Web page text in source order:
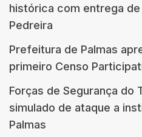
histórica com entrega de
Pedreira
Prefeitura de Palmas
primeiro Censo
Forças de Segurança do
simulado de ataque a
Palmas